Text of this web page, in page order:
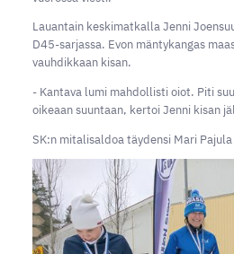
Lauantain keskimatkalla Jenni
D45-sarjassa. Evon mäntykangas
vauhdikkaan kisan.
- Kantava lumi mahdollisti oiot. Piti
oikeaan suuntaan, kertoi Jenni kisan
SK:n mitalisaldoa täydensi Mari